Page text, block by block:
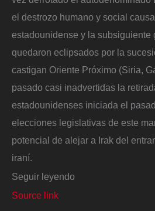
el destrozo humano y social
estadounidense y la subsiguiente
quedaron eclipsados por la
castigan Oriente Próximo (Siria,
pasado casi inadvertidas la
estadounidenses iniciada el
elecciones legislativas de este
potencial de alejar a Irak del
iraní.
Seguir leyendo
Source link